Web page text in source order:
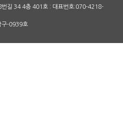
번길 34 4층 401호 : 대표번호:070-4218-
구-0939호